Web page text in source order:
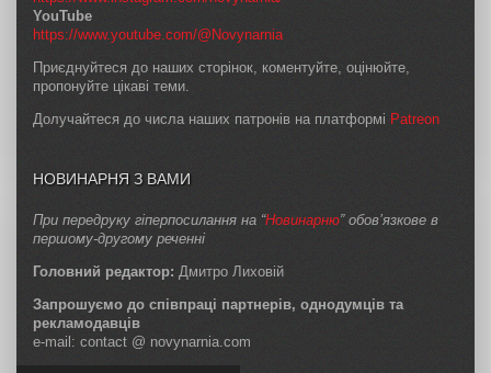
YouTube
https://www.youtube.com/@Novynarnia
Приєднуйтеся до наших сторінок, коментуйте, оцінюйте,
пропонуйте цікаві теми.
Долучайтеся до числа наших патронів на платформі Patreon
НОВИНАРНЯ З ВАМИ
При передруку гіперпосилання на “Новинарню” обов’язкове в
першому-другому реченні
Головний редактор: Дмитро Лиховій
Запрошуємо до співпраці партнерів, однодумців та
рекламодавців
e-mail: contact @ novynarnia.com